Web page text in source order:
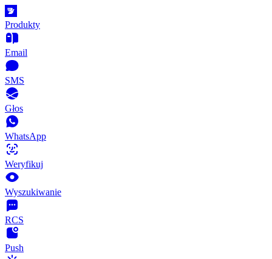
Produkty
Email
SMS
Głos
WhatsApp
Weryfikuj
Wyszukiwanie
RCS
Push